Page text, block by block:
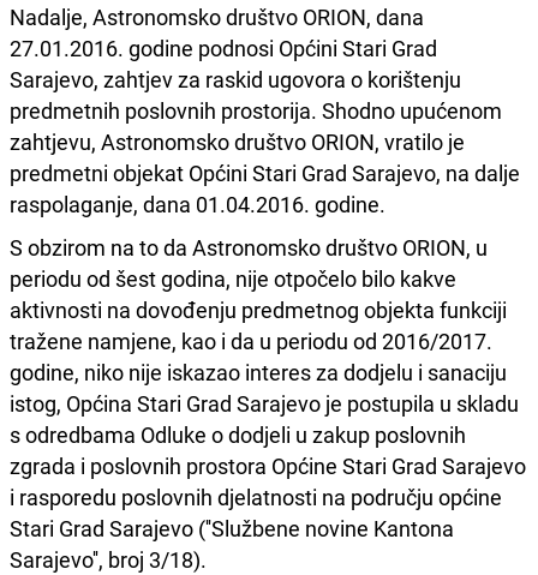
Nadalje, Astronomsko društvo ORION, dana
27.01.2016. godine podnosi Općini Stari Grad
Sarajevo, zahtjev za raskid ugovora o korištenju
predmetnih poslovnih prostorija. Shodno upućenom
zahtjevu, Astronomsko društvo ORION, vratilo je
predmetni objekat Općini Stari Grad Sarajevo, na dalje
raspolaganje, dana 01.04.2016. godine.
S obzirom na to da Astronomsko društvo ORION, u
periodu od šest godina, nije otpočelo bilo kakve
aktivnosti na dovođenju predmetnog objekta funkciji
tražene namjene, kao i da u periodu od 2016/2017.
godine, niko nije iskazao interes za dodjelu i sanaciju
istog, Općina Stari Grad Sarajevo je postupila u skladu
s odredbama Odluke o dodjeli u zakup poslovnih
zgrada i poslovnih prostora Općine Stari Grad Sarajevo
i rasporedu poslovnih djelatnosti na području općine
Stari Grad Sarajevo (''Službene novine Kantona
Sarajevo'', broj 3/18).